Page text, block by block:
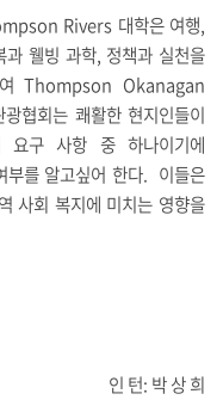
Rivers 대학은 여행,
웰빙 과학, 정책과 실천을
Thompson Okanagan
협회는 쾌활한 현지인들이
요구 사항 중 하나이기에
를 알고싶어 한다. 이들은
사회 복지에 미치는 영향을
인 턴: 박 상 희